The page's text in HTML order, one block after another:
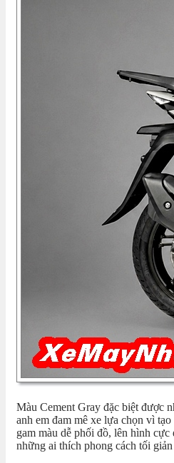
Màu Cement Gray đặc biệt được
anh em đam mê xe lựa chọn vì
gam màu dễ phối đồ, lên hình
những ai thích phong cách tối